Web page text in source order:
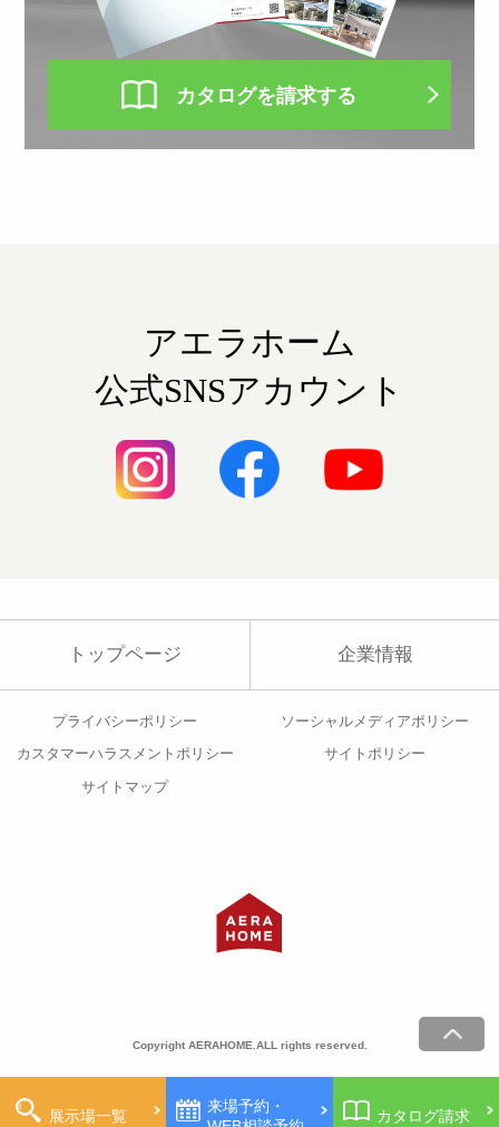
カタログを請求する
アエラホーム
公式SNSアカウント
トップページ 企業情報
プライバシーポリシー ソーシャルメディアポリシー
カスタマーハラスメントポリシー サイトポリシー
サイトマップ
Copyright AERAHOME.ALL rights reserved.
展示場一覧
来場予約・
カタログ請求